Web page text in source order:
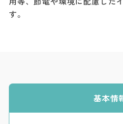
す。
基本情